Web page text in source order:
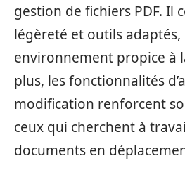
gestion de fichiers PDF. Il
légèreté et outils
environnement propice à
plus, les fonctionnalités
modification renforcent
ceux qui cherchent à
documents en